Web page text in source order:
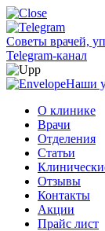
Советы врачей,
Telegram-канал
Наши
О клинике
Врачи
Отделения
Статьи
Отзывы
Контакты
Акции
Прайс лист